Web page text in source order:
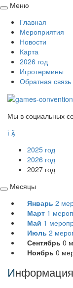
Свернуть
развернуть
Меню
Главная
Мероприятия
Новости
Карта
2026 год
Игротермины
Обратная связь
Мы в социальных
 
2025 год
2026 год
2027 год
Свернуть
развернуть
Месяцы
Январь 2
Март 1
Май 1
Июль 2
Сентябрь 0
Ноябрь 0
И